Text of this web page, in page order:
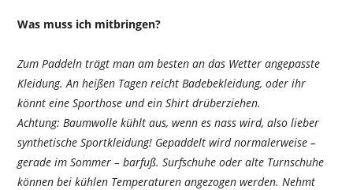
Was muss ich mitbringen?
Zum Paddeln trägt man am besten an das Wetter angepasste
Kleidung. An heißen Tagen reicht Badebekleidung, oder ihr
könnt eine Sporthose und ein Shirt drüberziehen.
Achtung: Baumwolle kühlt aus, wenn es nass wird, also lieber
synthetische Sportkleidung! Gepaddelt wird normalerweise –
gerade im Sommer – barfuß. Surfschuhe oder alte Turnschuhe
können bei kühlen Temperaturen angezogen werden. Nehmt